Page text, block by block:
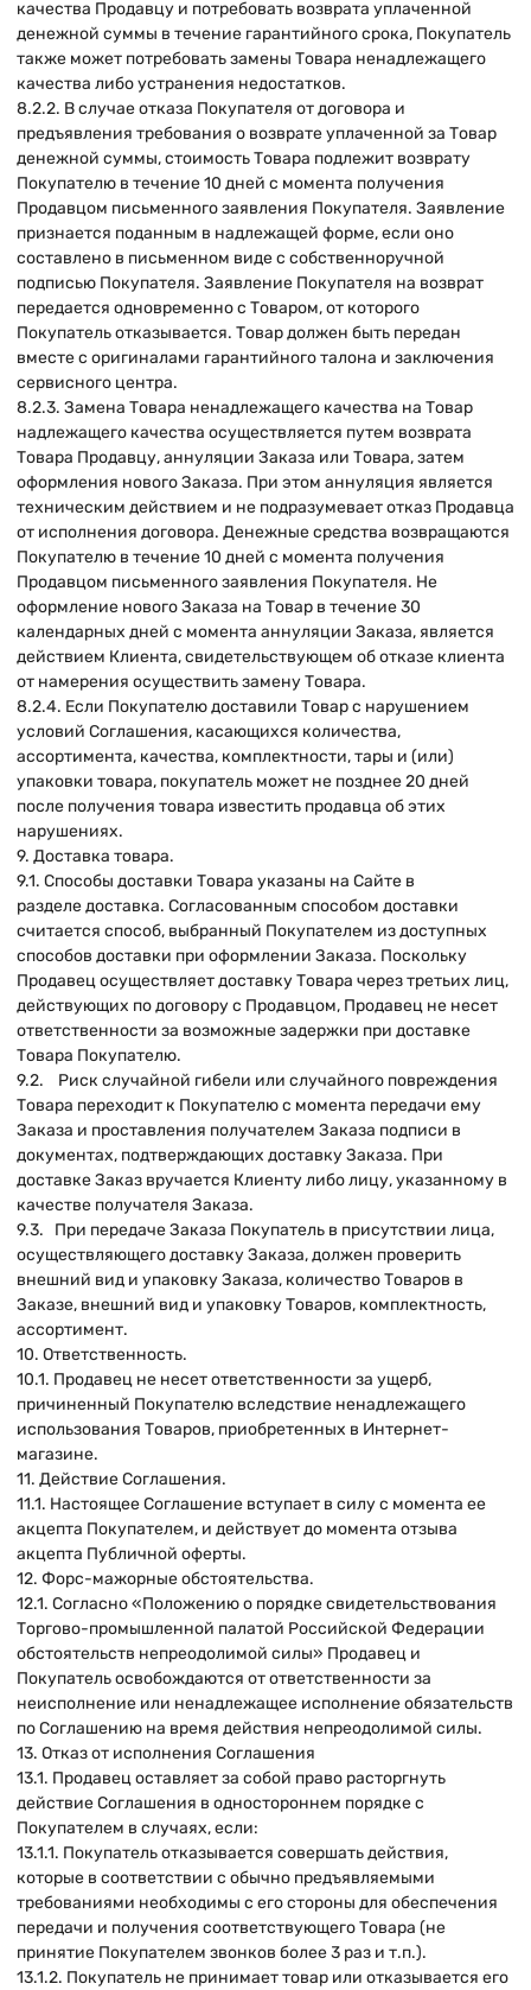
качества Продавцу и потребовать возврата уплаченной
денежной суммы в течение гарантийного срока, Покупатель
также может потребовать замены Товара ненадлежащего
качества либо устранения недостатков.
8.2.2. В случае отказа Покупателя от договора и
предъявления требования о возврате уплаченной за Товар
денежной суммы, стоимость Товара подлежит возврату
Покупателю в течение 10 дней с момента получения
Продавцом письменного заявления Покупателя. Заявление
признается поданным в надлежащей форме, если оно
составлено в письменном виде с собственноручной
подписью Покупателя. Заявление Покупателя на возврат
передается одновременно с Товаром, от которого
Покупатель отказывается. Товар должен быть передан
вместе с оригиналами гарантийного талона и заключения
сервисного центра.
8.2.3. Замена Товара ненадлежащего качества на Товар
надлежащего качества осуществляется путем возврата
Товара Продавцу, аннуляции Заказа или Товара, затем
оформления нового Заказа. При этом аннуляция является
техническим действием и не подразумевает отказ Продавца
от исполнения договора. Денежные средства возвращаются
Покупателю в течение 10 дней с момента получения
Продавцом письменного заявления Покупателя. Не
оформление нового Заказа на Товар в течение 30
календарных дней с момента аннуляции Заказа, является
действием Клиента, свидетельствующем об отказе клиента
от намерения осуществить замену Товара.
8.2.4. Если Покупателю доставили Товар с нарушением
условий Соглашения, касающихся количества,
ассортимента, качества, комплектности, тары и (или)
упаковки товара, покупатель может не позднее 20 дней
после получения товара известить продавца об этих
нарушениях.
9. Доставка товара.
9.1. Способы доставки Товара указаны на Сайте в
разделе доставка. Согласованным способом доставки
считается способ, выбранный Покупателем из доступных
способов доставки при оформлении Заказа. Поскольку
Продавец осуществляет доставку Товара через третьих лиц,
действующих по договору с Продавцом, Продавец не несет
ответственности за возможные задержки при доставке
Товара Покупателю.
9.2. Риск случайной гибели или случайного повреждения
Товара переходит к Покупателю с момента передачи ему
Заказа и проставления получателем Заказа подписи в
документах, подтверждающих доставку Заказа. При
доставке Заказ вручается Клиенту либо лицу, указанному в
качестве получателя Заказа.
9.3. При передаче Заказа Покупатель в присутствии лица,
осуществляющего доставку Заказа, должен проверить
внешний вид и упаковку Заказа, количество Товаров в
Заказе, внешний вид и упаковку Товаров, комплектность,
ассортимент.
10. Ответственность.
10.1. Продавец не несет ответственности за ущерб,
причиненный Покупателю вследствие ненадлежащего
использования Товаров, приобретенных в Интернет-
магазине.
11. Действие Соглашения.
11.1. Настоящее Соглашение вступает в силу с момента ее
акцепта Покупателем, и действует до момента отзыва
акцепта Публичной оферты.
12. Форс-мажорные обстоятельства.
12.1. Согласно «Положению о порядке свидетельствования
Торгово-промышленной палатой Российской Федерации
обстоятельств непреодолимой силы» Продавец и
Покупатель освобождаются от ответственности за
неисполнение или ненадлежащее исполнение обязательств
по Соглашению на время действия непреодолимой силы.
13. Отказ от исполнения Соглашения
13.1. Продавец оставляет за собой право расторгнуть
действие Соглашения в одностороннем порядке с
Покупателем в случаях, если:
13.1.1. Покупатель отказывается совершать действия,
которые в соответствии с обычно предъявляемыми
требованиями необходимы с его стороны для обеспечения
передачи и получения соответствующего Товара (не
принятие Покупателем звонков более 3 раз и т.п.).
13.1.2. Покупатель не принимает товар или отказывается его